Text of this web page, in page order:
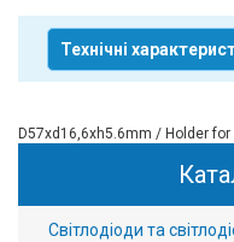
Технічні
D57xd16,6xh5.6mm / Holder
Світлодіоди та